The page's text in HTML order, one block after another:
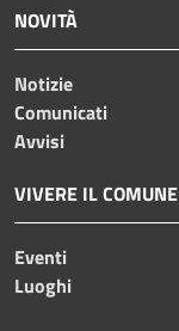
NOVITÀ
Notizie
Comunicati
Avvisi
VIVERE IL COMUNE
Eventi
Luoghi